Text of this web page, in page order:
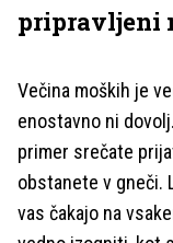
pripravljeni
Večina moških je
enostavno ni
primer srečate
obstanete v gneči.
vas čakajo na